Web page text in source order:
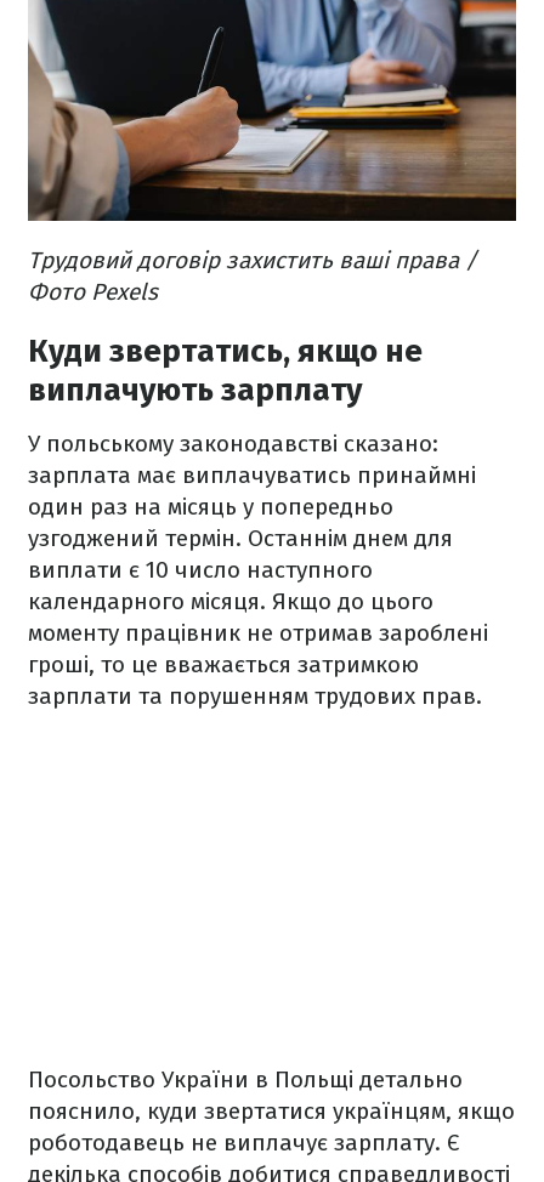
Трудовий договір захистить ваші права /
Фото Pexels
Куди звертатись, якщо не
виплачують зарплату
У польському законодавстві сказано:
зарплата має виплачуватись принаймні
один раз на місяць у попередньо
узгоджений термін. Останнім днем для
виплати є 10 число наступного
календарного місяця. Якщо до цього
моменту працівник не отримав зароблені
гроші, то це вважається затримкою
зарплати та порушенням трудових прав.
Посольство України в Польщі детально
пояснило, куди звертатися українцям, якщо
роботодавець не виплачує зарплату. Є
декілька способів добитися справедливості